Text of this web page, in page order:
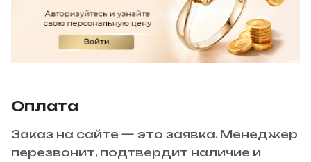
Оплата
Заказ на сайте — это заявка. Менеджер
перезвонит, подтвердит наличие и